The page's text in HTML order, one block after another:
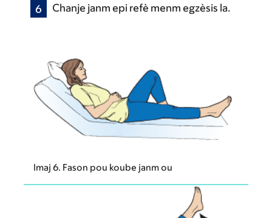
Chanje janm epi refè menm egzèsis la.
Imaj 6. Fason pou koube janm ou